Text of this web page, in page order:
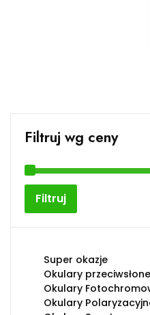
Filtruj wg ceny
Filtruj
Super okazje
Okulary
Okulary
Okulary